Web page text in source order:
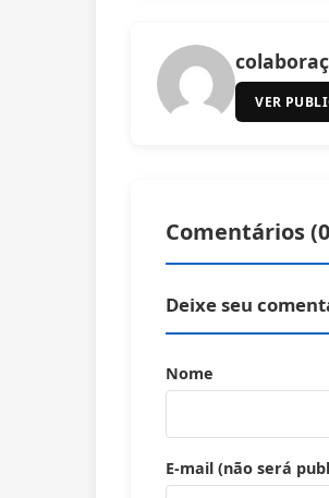
VER
Comentários (0
Deixe seu
Nome
E-mail (não será